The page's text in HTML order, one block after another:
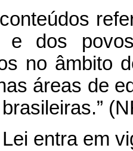
e dos
no âmbito
áreas de
entra em